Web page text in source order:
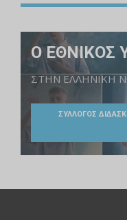
Ο ΕΘΝΙΚΟΣ
ΣΤΗΝ ΕΛΛΗΝΙΚΗ
ΣΥΛΛΟΓΟΣ